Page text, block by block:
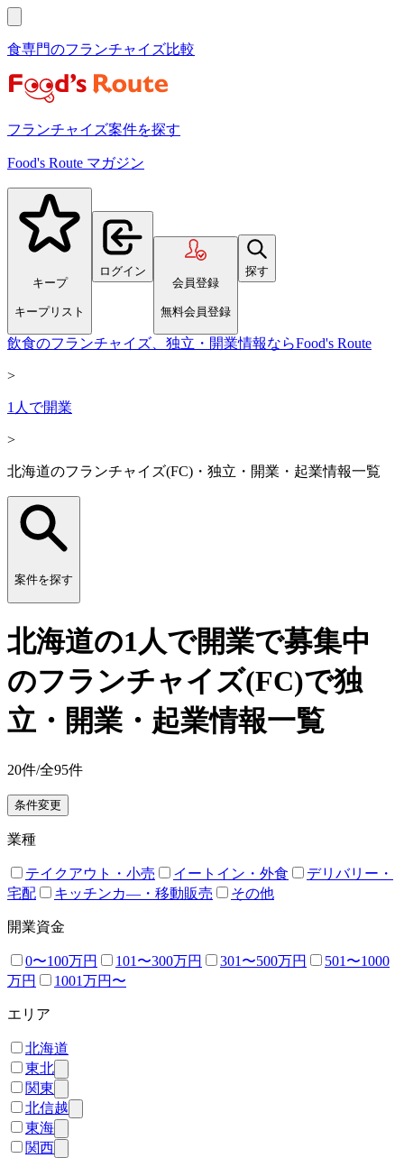
食専門のフランチャイズ比較
フランチャイズ案件を探す
Food's Route マガジン
キープ
キープリスト
ログイン
会員登録
無料会員登録
探す
飲食のフランチャイズ、独立・開業情報ならFood's Route
>
1人で開業
>
北海道のフランチャイズ(FC)・独立・開業・起業情報一覧
案件を探す
北海道の1人で開業で募集中
のフランチャイズ(FC)で独
立・開業・起業情報一覧
20件/全95件
条件変更
業種
テイクアウト・小売 イートイン・外食
デリバリー・
宅配
キッチンカ―・移動販売 その他
開業資金
0〜100万円 101〜300万円 301〜500万円
501〜1000
万円
1001万円〜
エリア
北海道
東北
関東
北信越
東海
関西